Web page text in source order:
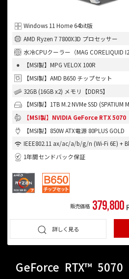
Windows 11 Home 64bit版
AMD Ryzen 7 7800X3D プロセッサー
水冷CPUクーラー（MAG CORELIQUID
【MSI製】MPG VELOX 100R
【MSI製】AMD B650 チップセット
32GB (16GB x2) メモリ【DDR5】
【MSI製】1TB M.2 NVMe SSD (SPATIUM
【MSI製】NVIDIA GeForce RTX 5070
【MSI製】850W ATX電源 80PLUS GOLD
IEEE802.11 ax/ac/a/b/g/n (Wi-Fi 6E) +
1年間センドバック保証
販売価格 379,800
詳しく見る
GeForce RTX™ 5070